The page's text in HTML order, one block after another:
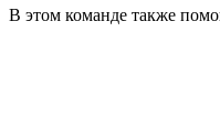
В этом команде также